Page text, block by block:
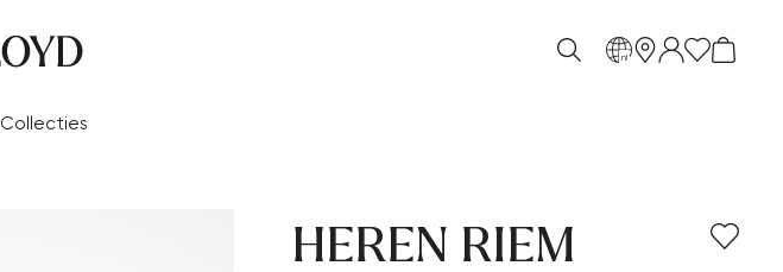
Collecties
nl
HEREN RIEM